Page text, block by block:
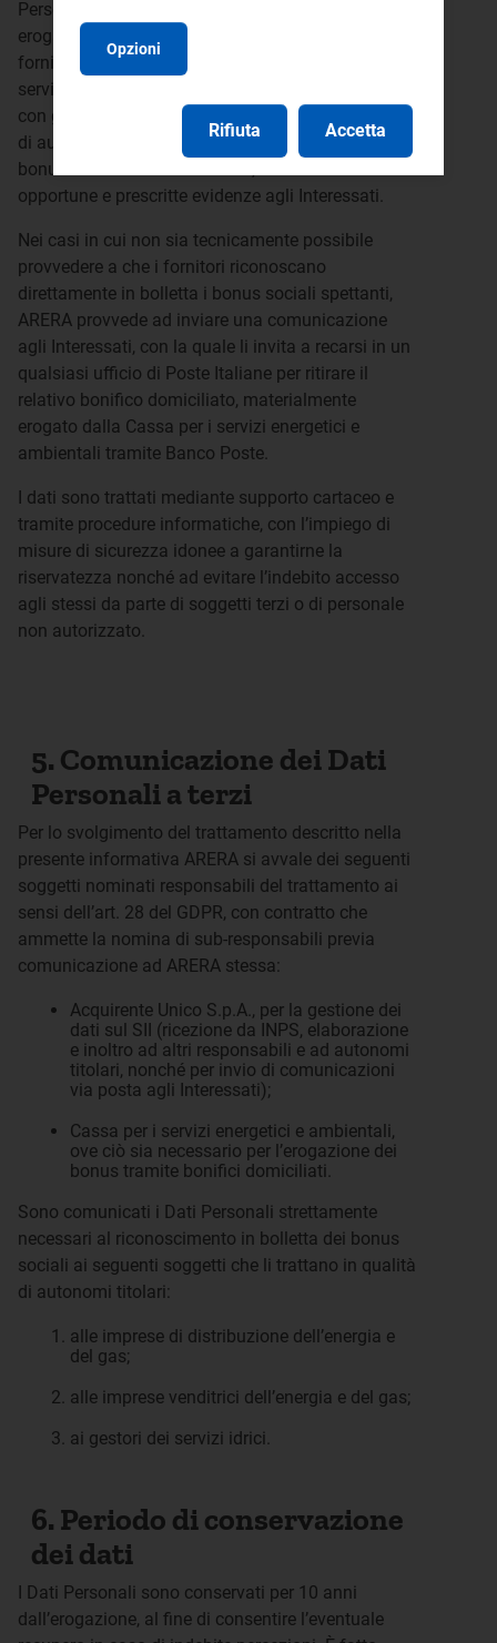
Personali strettamente funzionali alla materiale
erogazione dei bonus sociali sono comunicati ai
fornitori di energia elettrica, gas e ai gestori dei
servizi idrici titolari dei relativi rapporti contrattuali
con gli Interessati. Tali fornitori/gestori, in qualità
di autonomi titolari, provvedono a riconoscere il
bonus direttamente in bolletta, dandone le
opportune e prescritte evidenze agli Interessati.
Nei casi in cui non sia tecnicamente possibile
provvedere a che i fornitori riconoscano
direttamente in bolletta i bonus sociali spettanti,
ARERA provvede ad inviare una comunicazione
agli Interessati, con la quale li invita a recarsi in un
qualsiasi ufficio di Poste Italiane per ritirare il
relativo bonifico domiciliato, materialmente
erogato dalla Cassa per i servizi energetici e
ambientali tramite Banco Poste.
I dati sono trattati mediante supporto cartaceo e
tramite procedure informatiche, con l’impiego di
misure di sicurezza idonee a garantirne la
riservatezza nonché ad evitare l’indebito accesso
agli stessi da parte di soggetti terzi o di personale
non autorizzato.
5. Comunicazione dei Dati
Personali a terzi
Per lo svolgimento del trattamento descritto nella
presente informativa ARERA si avvale dei seguenti
soggetti nominati responsabili del trattamento ai
sensi dell’art. 28 del GDPR, con contratto che
ammette la nomina di sub-responsabili previa
comunicazione ad ARERA stessa:
Acquirente Unico S.p.A., per la gestione dei
dati sul SII (ricezione da INPS, elaborazione
e inoltro ad altri responsabili e ad autonomi
titolari, nonché per invio di comunicazioni
via posta agli Interessati);
Cassa per i servizi energetici e ambientali,
ove ciò sia necessario per l’erogazione dei
bonus tramite bonifici domiciliati.
Sono comunicati i Dati Personali strettamente
necessari al riconoscimento in bolletta dei bonus
sociali ai seguenti soggetti che li trattano in qualità
di autonomi titolari:
alle imprese di distribuzione dell’energia e
del gas;
alle imprese venditrici dell’energia e del gas;
ai gestori dei servizi idrici.
6. Periodo di conservazione
dei dati
I Dati Personali sono conservati per 10 anni
dall’erogazione, al fine di consentire l’eventuale
Opzioni
Rifiuta Accetta